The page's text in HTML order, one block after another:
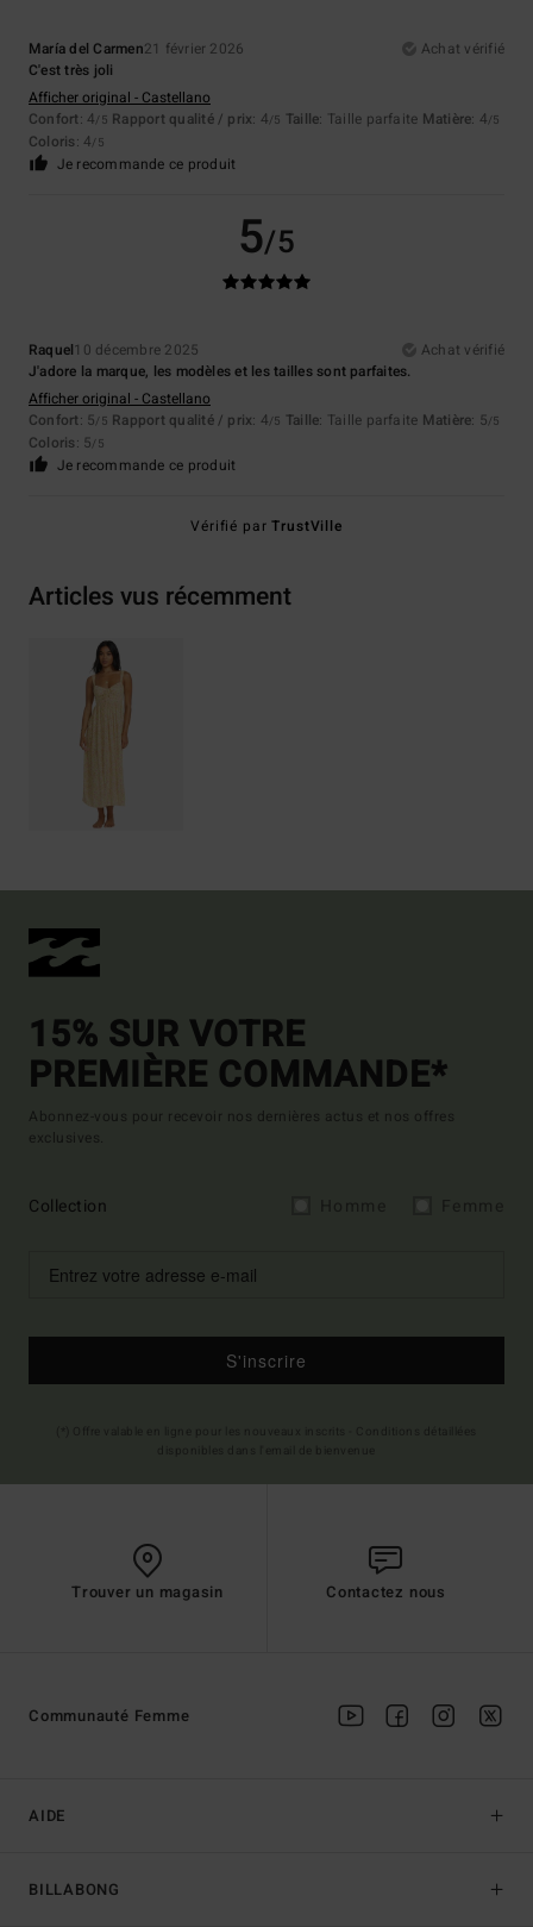
María del Carmen21 février 2026
Achat vérifié
C'est très joli
Afficher original - Castellano
Confort: 4/5 Rapport qualité / prix: 4/5 Taille: Taille parfaite Matière: 4/5
Coloris: 4/5
Je recommande ce produit
5/5
Raquel10 décembre 2025
Achat vérifié
J'adore la marque, les modèles et les tailles sont parfaites.
Afficher original - Castellano
Confort: 5/5 Rapport qualité / prix: 4/5 Taille: Taille parfaite Matière: 5/5
Coloris: 5/5
Je recommande ce produit
Vérifié parTrustVille
Articles vus récemment
15% SUR VOTRE
PREMIÈRE COMMANDE*
Abonnez-vous pour recevoir nos dernières actus et nos offres
exclusives.
Collection
S'inscrire
Trouver un magasin Contactez nous
AIDE
BILLABONG
Communauté Femme